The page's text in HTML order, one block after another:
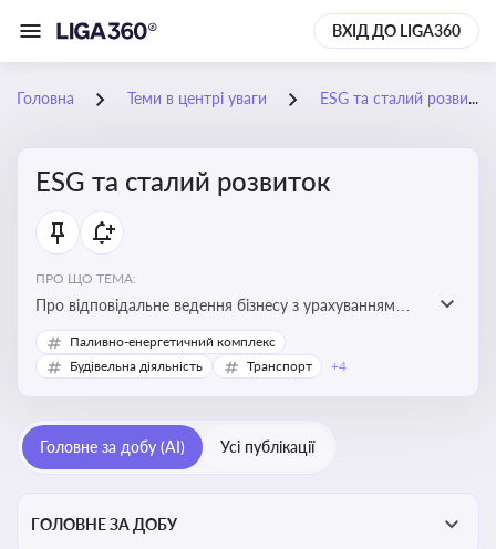
ВХІД ДО LIGA360
Головна Теми в центрі уваги ESG та сталий розвиток
ESG та сталий розвиток
ПРО ЩО ТЕМА:
Про відповідальне ведення бізнесу з урахуванням
екологічних, соціальних та управлінських факторів
для досягнення довгострокової сталості
Паливно-енергетичний комплекс
Будівельна діяльність
Транспорт +4
Головне за добу (AI) Усі публікації
ГОЛОВНЕ ЗА ДОБУ